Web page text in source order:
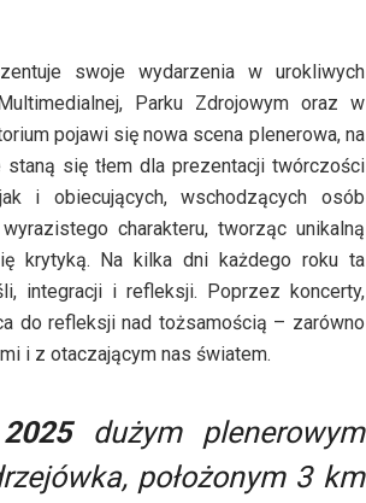
swoje wydarzenia w urokliwych
Parku Zdrojowym oraz w
pojawi się nowa scena plenerowa, na
się tłem dla prezentacji twórczości
i obiecujących, wschodzących osób
charakteru, tworząc unikalną
krytyką. Na kilka dni każdego roku ta
integracji i refleksji. Poprzez koncerty,
do refleksji nad tożsamością – zarówno
i z otaczającym nas światem.
dużym plenerowym
położonym 3 km